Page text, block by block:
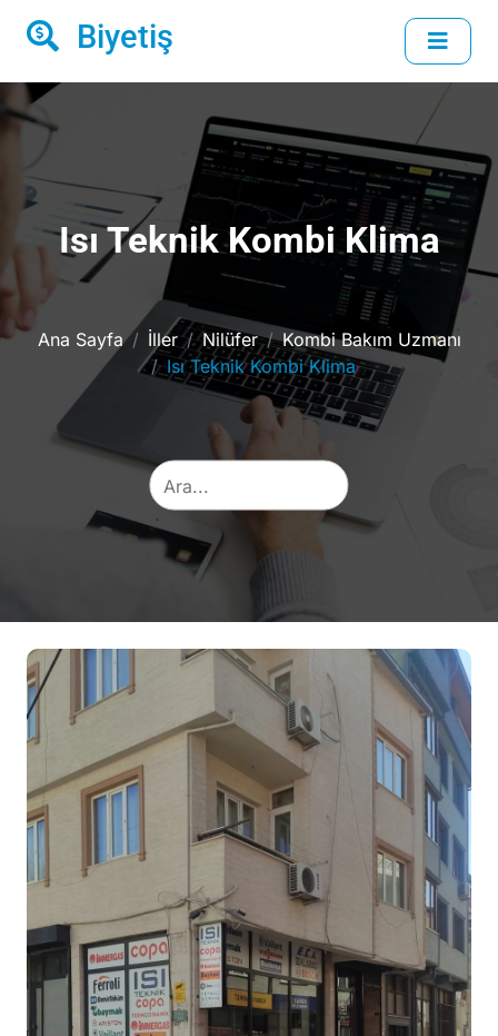
Biyetiş
Isı Teknik Kombi Klima
Ana Sayfa İller Nilüfer
Kombi Bakım Uzmanı
Isı Teknik Kombi Klima